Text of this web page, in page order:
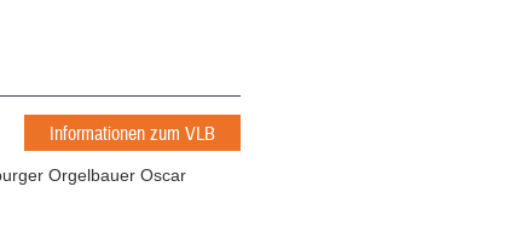
Informationen zum VLB
Orgelbauer Oscar